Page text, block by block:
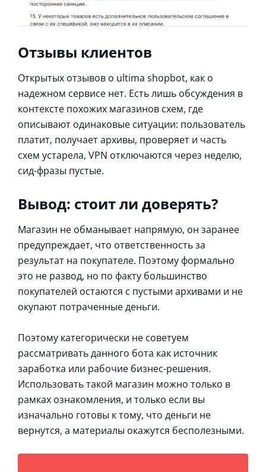
Отзывы клиентов
Открытых отзывов о ultima shopbot, как о
надежном сервисе нет. Есть лишь обсуждения в
контексте похожих магазинов схем, где
описывают одинаковые ситуации: пользователь
платит, получает архивы, проверяет и часть
схем устарела, VPN отключаются через неделю,
сид-фразы пустые.
Вывод: стоит ли доверять?
Магазин не обманывает напрямую, он заранее
предупреждает, что ответственность за
результат на покупателе. Поэтому формально
это не развод, но по факту большинство
покупателей остаются с пустыми архивами и не
окупают потраченные деньги.
Поэтому категорически не советуем
рассматривать данного бота как источник
заработка или рабочие бизнес-решения.
Использовать такой магазин можно только в
рамках ознакомления, и только если вы
изначально готовы к тому, что деньги не
вернутся, а материалы окажутся бесполезными.